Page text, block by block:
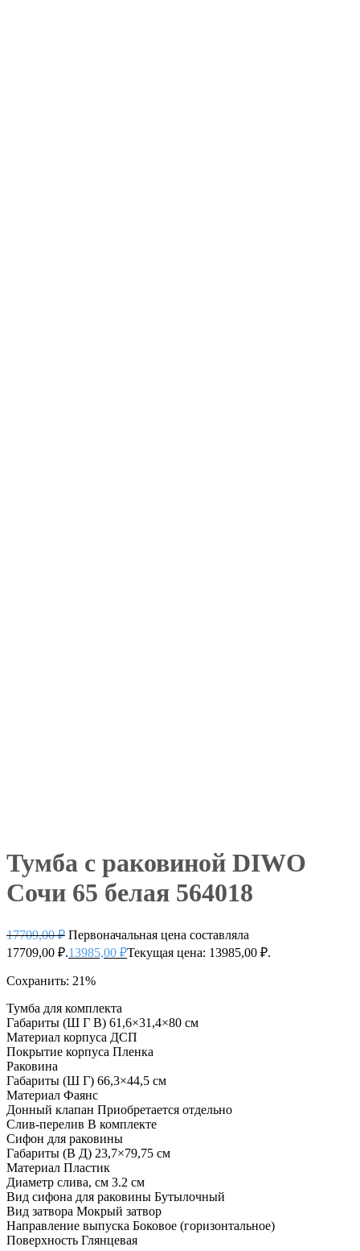
Тумба с раковиной DIWO
Сочи 65 белая 564018
17709,00₽ Первоначальная цена составляла
17709,00 ₽.13985,00 ₽Текущая цена: 13985,00 ₽.
Сохранить: 21%
Тумба для комплекта
Габариты (Ш Г В) 61,6×31,4×80 см
Материал корпуса ДСП
Покрытие корпуса Пленка
Раковина
Габариты (Ш Г) 66,3×44,5 см
Материал Фаянс
Донный клапан Приобретается отдельно
Слив-перелив В комплекте
Сифон для раковины
Габариты (В Д) 23,7×79,75 см
Материал Пластик
Диаметр слива, см 3.2 см
Вид сифона для раковины Бутылочный
Вид затвора Мокрый затвор
Направление выпуска Боковое (горизонтальное)
Поверхность Глянцевая